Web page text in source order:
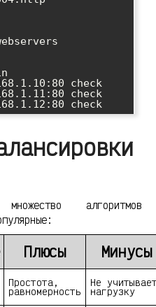
алгоритмов
Плюсы Минусы
Простота,
равномерность
Не
нагрузку